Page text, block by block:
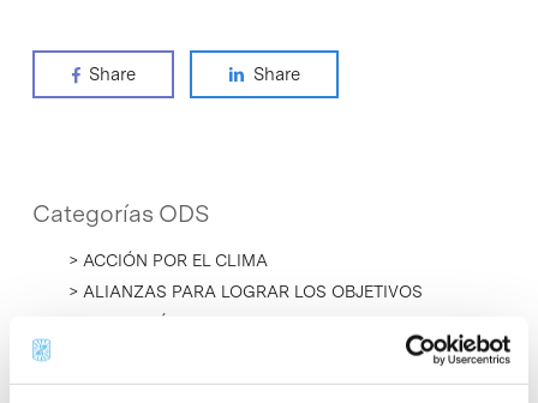
Share Share
Categorías ODS
> ACCIÓN POR EL CLIMA
> ALIANZAS PARA LOGRAR LOS OBJETIVOS
> EDUCACIÓN DE CALIDAD
> INDUSTRIA, INNOVACIÓN E INFRAESTRUCTURAS
> PRODUCCIÓN Y CONSUMO RESPONSABLES